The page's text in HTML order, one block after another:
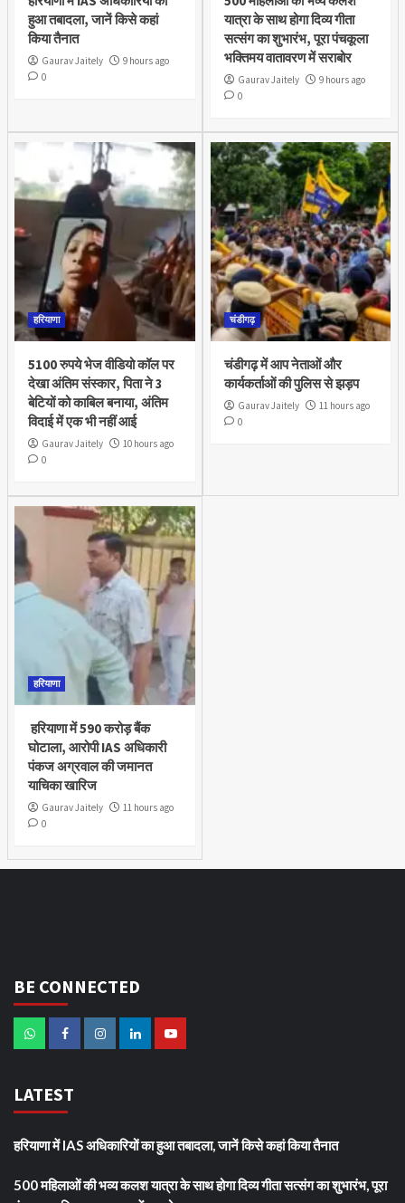
हुआ तबादला, जानें किसे कहां
किया तैनात
Gaurav Jaitely
9 hours ago
0
यात्रा के साथ होगा दिव्य गीता
सत्संग का शुभारंभ, पूरा पंचकूला
भक्तिमय वातावरण में सराबोर
Gaurav Jaitely
9 hours ago
0
हरियाणा
5100 रुपये भेज वीडियो कॉल पर
देखा अंतिम संस्कार, पिता ने 3
बेटियों को काबिल बनाया, अंतिम
विदाई में एक भी नहीं आई
Gaurav Jaitely
10 hours ago
0
चंडीगढ़
चंडीगढ़ में आप नेताओं और
कार्यकर्ताओं की पुलिस से झड़प
Gaurav Jaitely
11 hours ago
0
हरियाणा
हरियाणा में 590 करोड़ बैंक
घोटाला, आरोपी IAS अधिकारी
पंकज अग्रवाल की जमानत
याचिका खारिज
Gaurav Jaitely
11 hours ago
0
BE CONNECTED
LATEST
हरियाणा में IAS अधिकारियों का हुआ तबादला, जानें किसे कहां किया तैनात
500 महिलाओं की भव्य कलश यात्रा के साथ होगा दिव्य गीता सत्संग का शुभारंभ, पूरा